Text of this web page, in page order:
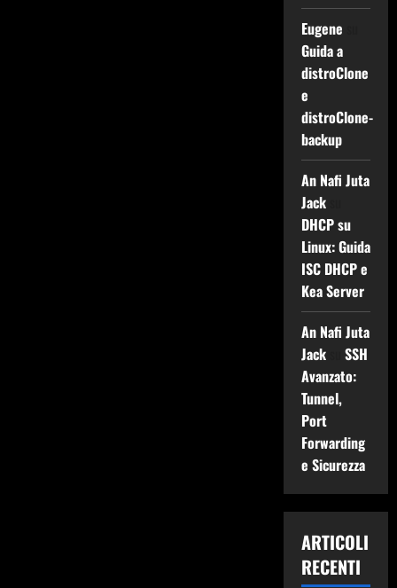
Eugene
Guida a
distroClone
e
distroClone-
backup
An Nafi Juta
Jacksu
DHCP su
Linux: Guida
ISC DHCP e
Kea Server
An Nafi Juta
Jacksu SSH
Avanzato:
Tunnel,
Port
Forwarding
e Sicurezza
ARTICOLI
RECENTI